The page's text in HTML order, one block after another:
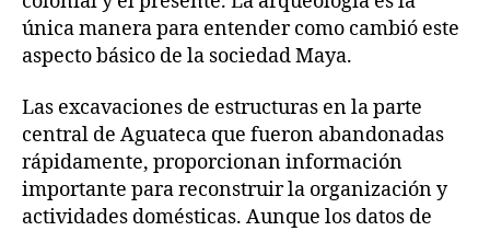
única manera para entender como cambió este
aspecto básico de la sociedad Maya.
Las excavaciones de estructuras en la parte
central de Aguateca que fueron abandonadas
rápidamente, proporcionan información
importante para reconstruir la organización y
actividades domésticas. Aunque los datos de